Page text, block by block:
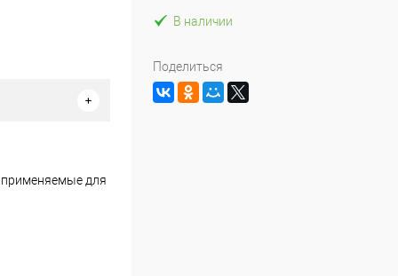
применяемые для
В наличии
Поделиться